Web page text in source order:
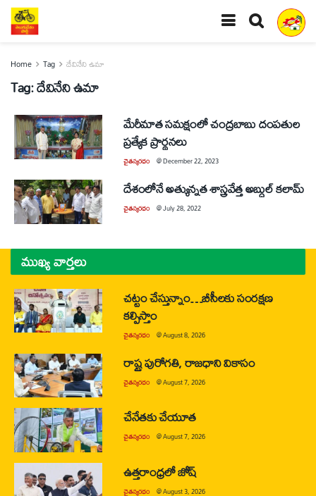
Home Tag దేవినేని ఉమా
Tag:దేవినేని ఉమా
మేరీమాత సమక్షంలో చంద్రబాబు దంపతుల
ప్రత్యేక ప్రార్థనలు
చైతన్యరధం @December 22, 2023
దేశంలోనే అత్యున్నత శాస్త్రవేత్త అబ్దుల్‌ కలామ్‌
చైతన్యరధం @July 28, 2022
ముఖ్య వార్తలు
చట్టం చేస్తున్నాం…బీసీలకు సంరక్షణ
కల్పిస్తాం
చైతన్యరధం @August 8, 2026
రాష్ట్ర పురోగతి, రాజధాని వికాసం
చైతన్యరధం @August 7, 2026
చేనేతకు చేయూత
చైతన్యరధం @August 7, 2026
ఉత్తరాంధ్రలో జోష్
చైతన్యరధం @August 3, 2026